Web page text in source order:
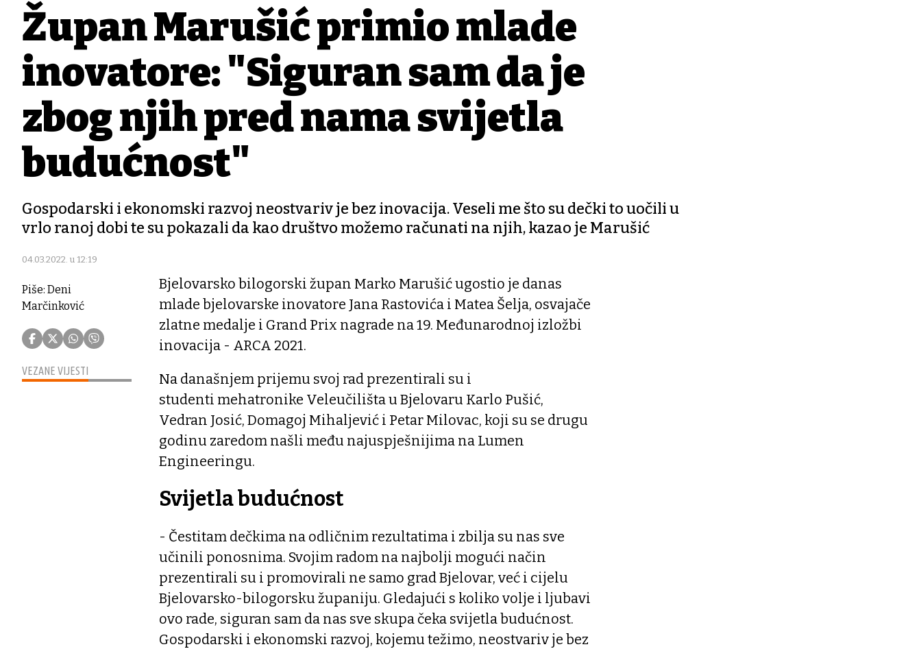
Župan Marušić primio mlade
inovatore: "Siguran sam da je
zbog njih pred nama svijetla
budućnost"
Gospodarski i ekonomski razvoj neostvariv je bez inovacija. Veseli me što su dečki to uočili u
vrlo ranoj dobi te su pokazali da kao društvo možemo računati na njih, kazao je Marušić
04.03.2022. u 12:19
Piše: Deni
Marčinković
VEZANE VIJESTI
Bjelovarsko bilogorski župan Marko Marušić ugostio je danas
mlade bjelovarske inovatore Jana Rastovića i Matea Šelja, osvajače
zlatne medalje i Grand Prix nagrade na 19. Međunarodnoj izložbi
inovacija - ARCA 2021.
Na današnjem prijemu svoj rad prezentirali su i
studenti mehatronike Veleučilišta u Bjelovaru Karlo Pušić,
Vedran Josić, Domagoj Mihaljević i Petar Milovac, koji su se drugu
godinu zaredom našli među najuspješnijima na Lumen
Engineeringu.
Svijetla budućnost
- Čestitam dečkima na odličnim rezultatima i zbilja su nas sve
učinili ponosnima. Svojim radom na najbolji mogući način
prezentirali su i promovirali ne samo grad Bjelovar, već i cijelu
Bjelovarsko-bilogorsku županiju. Gledajući s koliko volje i ljubavi
ovo rade, siguran sam da nas sve skupa čeka svijetla budućnost.
Gospodarski i ekonomski razvoj, kojemu težimo, neostvariv je bez